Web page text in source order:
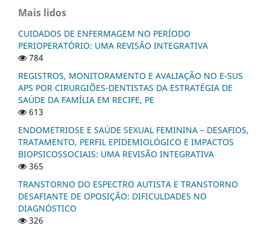
Mais lidos
CUIDADOS DE ENFERMAGEM NO PERÍODO
PERIOPERATÓRIO: UMA REVISÃO INTEGRATIVA
784
REGISTROS, MONITORAMENTO E AVALIAÇÃO NO E-SUS
APS POR CIRURGIÕES-DENTISTAS DA ESTRATÉGIA DE
SAÚDE DA FAMÍLIA EM RECIFE, PE
613
ENDOMETRIOSE E SAÚDE SEXUAL FEMININA – DESAFIOS,
TRATAMENTO, PERFIL EPIDEMIOLÓGICO E IMPACTOS
BIOPSICOSSOCIAIS: UMA REVISÃO INTEGRATIVA
365
TRANSTORNO DO ESPECTRO AUTISTA E TRANSTORNO
DESAFIANTE DE OPOSIÇÃO: DIFICULDADES NO
DIAGNÓSTICO
326